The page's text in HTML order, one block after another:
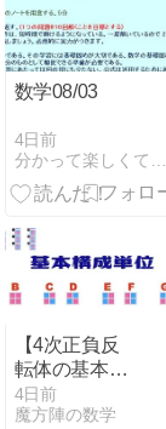
数学08/03
4日前
分かって楽しくてドンドン伸びる10分学習
【4次正負反
転体の基本構
成単位】
4日前
魔方陣の数学